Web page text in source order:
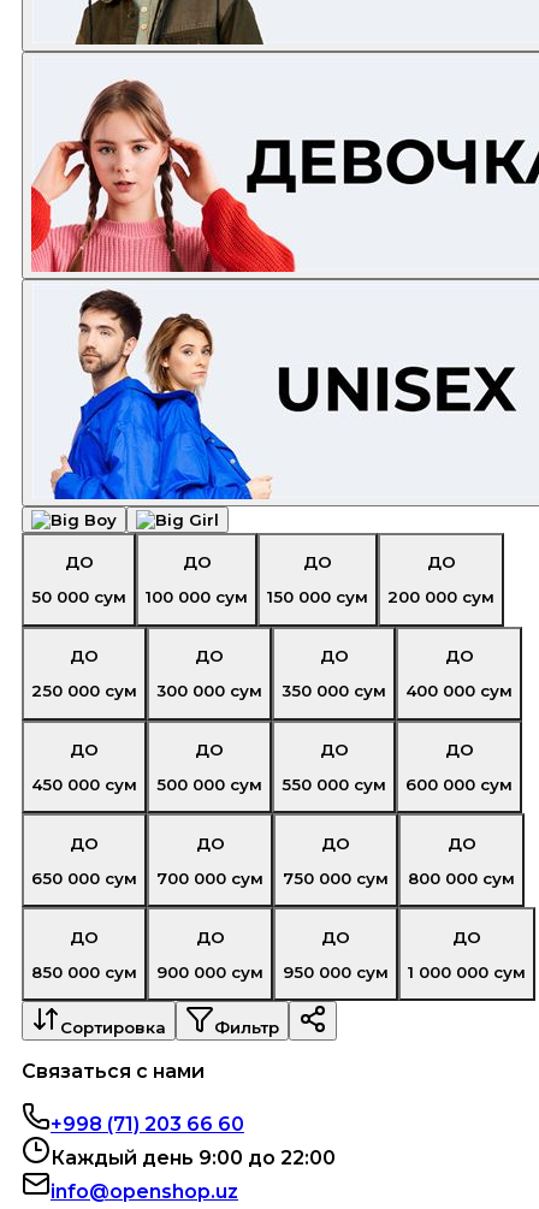
ДО
50 000 сум
ДО
100 000 сум
ДО
150 000 сум
ДО
200 000 сум
ДО
250 000 сум
ДО
300 000 сум
ДО
350 000 сум
ДО
400 000 сум
ДО
450 000 сум
ДО
500 000 сум
ДО
550 000 сум
ДО
600 000 сум
ДО
650 000 сум
ДО
700 000 сум
ДО
750 000 сум
ДО
800 000 сум
ДО
850 000 сум
ДО
900 000 сум
ДО
950 000 сум
ДО
1 000 000 сум
Сортировка Фильтр
Связаться с нами
+998 (71) 203 66 60
Каждый день 9:00 до 22:00
info@openshop.uz